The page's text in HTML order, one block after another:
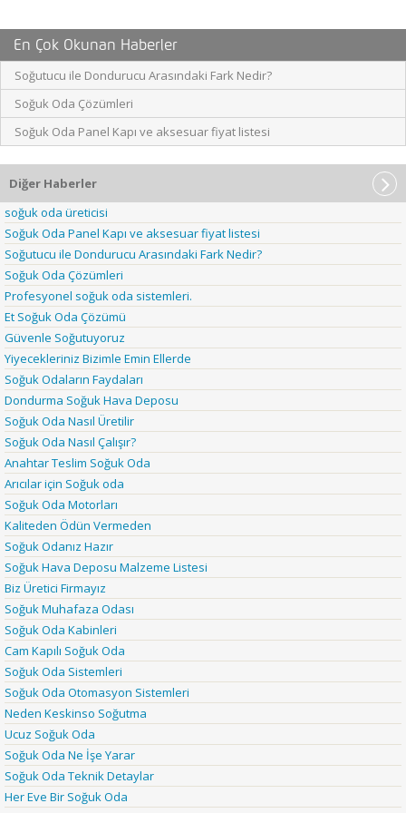
En Çok Okunan Haberler
Soğutucu ile Dondurucu Arasındaki Fark Nedir?
Soğuk Oda Çözümleri
Soğuk Oda Panel Kapı ve aksesuar fiyat listesi
Diğer Haberler
soğuk oda üreticisi
Soğuk Oda Panel Kapı ve aksesuar fiyat listesi
Soğutucu ile Dondurucu Arasındaki Fark Nedir?
Soğuk Oda Çözümleri
Profesyonel soğuk oda sistemleri.
Et Soğuk Oda Çözümü
Güvenle Soğutuyoruz
Yiyecekleriniz Bizimle Emin Ellerde
Soğuk Odaların Faydaları
Dondurma Soğuk Hava Deposu
Soğuk Oda Nasıl Üretilir
Soğuk Oda Nasıl Çalışır?
Anahtar Teslim Soğuk Oda
Arıcılar için Soğuk oda
Soğuk Oda Motorları
Kaliteden Ödün Vermeden
Soğuk Odanız Hazır
Soğuk Hava Deposu Malzeme Listesi
Biz Üretici Firmayız
Soğuk Muhafaza Odası
Soğuk Oda Kabinleri
Cam Kapılı Soğuk Oda
Soğuk Oda Sistemleri
Soğuk Oda Otomasyon Sistemleri
Neden Keskinso Soğutma
Ucuz Soğuk Oda
Soğuk Oda Ne İşe Yarar
Soğuk Oda Teknik Detaylar
Her Eve Bir Soğuk Oda